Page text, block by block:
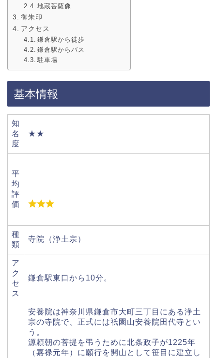
地蔵菩薩像
御朱印
アクセス
鎌倉駅から徒歩
鎌倉駅からバス
駐車場
基本情報
知
名
度
★★
平
均
評
価
種
類
寺院（浄土宗）
ア
ク
セ
ス
鎌倉駅東口から10分。
安養院は神奈川県鎌倉市大町三丁目にある浄土
宗の寺院で、正式には祇園山安養院田代寺とい
う。
源頼朝の菩提を弔うために北条政子が1225年
（嘉禄元年）に願行を開山として笹目に建立し